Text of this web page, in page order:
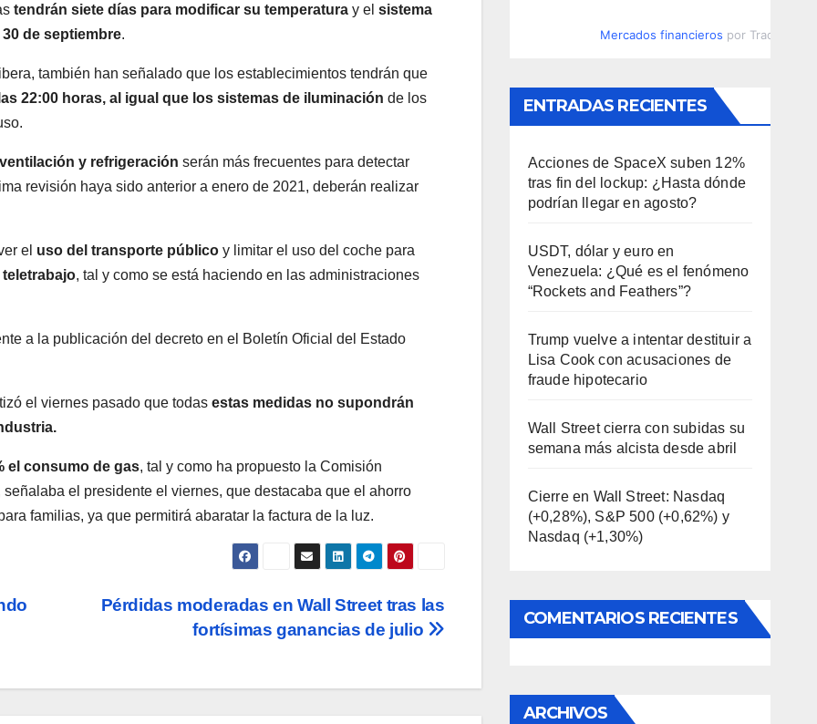
tendrán siete días para modificar su temperatura y el sistema
de septiembre.
también han señalado que los establecimientos tendrán que
22:00 horas, al igual que los sistemas de iluminación de los
y refrigeración serán más frecuentes para detectar
revisión haya sido anterior a enero de 2021, deberán realizar
el uso del transporte público y limitar el uso del coche para
, tal y como se está haciendo en las administraciones
a la publicación del decreto en el Boletín Oficial del Estado
el viernes pasado que todas estas medidas no supondrán
el consumo de gas, tal y como ha propuesto la Comisión
el presidente el viernes, que destacaba que el ahorro
familias, ya que permitirá abaratar la factura de la luz.
Pérdidas moderadas en Wall Street tras las
fortísimas ganancias de julio
Mercados financieros por
ENTRADAS RECIENTES
Acciones de SpaceX suben 12%
tras fin del lockup: ¿Hasta dónde
podrían llegar en agosto?
USDT, dólar y euro en
Venezuela: ¿Qué es el fenómeno
“Rockets and Feathers”?
Trump vuelve a intentar destituir a
Lisa Cook con acusaciones de
fraude hipotecario
Wall Street cierra con subidas su
semana más alcista desde abril
Cierre en Wall Street: Nasdaq
(+0,28%), S&P 500 (+0,62%) y
Nasdaq (+1,30%)
COMENTARIOS RECIENTES
ARCHIVOS